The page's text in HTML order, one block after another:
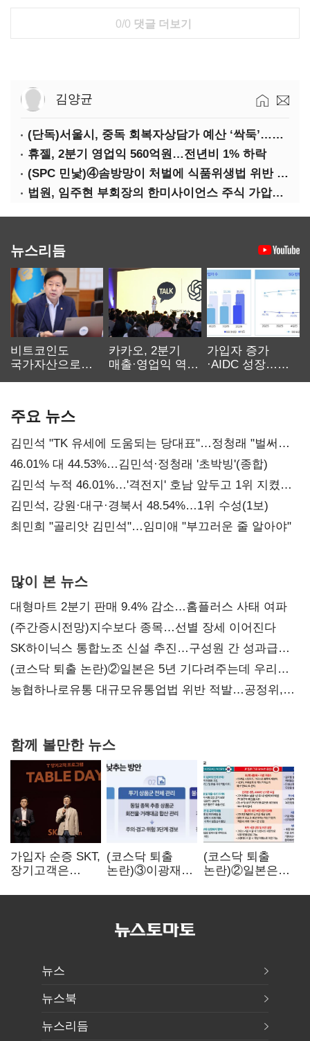
0/0 댓글 더보기
김양균
(단독)서울시, 중독 회복자상담가 예산 ‘싹둑’…자치구 이관 후 ‘사업 축소’ 위기
휴젤, 2분기 영업익 560억원…전년비 1% 하락
(SPC 민낯)④솜방망이 처벌에 식품위생법 위반 반복
법원, 임주현 부회장의 한미사이언스 주식 가압류 결정
뉴스리듬
비트코인도
국가자산으로…'
카카오, 2분기
매출·영업익 역대
가입자 증가
·AIDC 성장…
주요 뉴스
김민석 "TK 유세에 도움되는 당대표"…정청래 "벌써
대표된 양 당직 배분"
46.01% 대 44.53%…김민석·정청래 '초박빙'(종합)
김민석 누적 46.01%…'격전지' 호남 앞두고 1위 지켰다
(2보)
김민석, 강원·대구·경북서 48.54%…1위 수성(1보)
최민희 "골리앗 김민석"…임미애 "부끄러운 줄 알아야"
많이 본 뉴스
대형마트 2분기 판매 9.4% 감소…홈플러스 사태 여파
(주간증시전망)지수보다 종목…선별 장세 이어진다
SK하이닉스 통합노조 신설 추진…구성원 간 성과급
불만 확산
(코스닥 퇴출 논란)②일본은 5년 기다려주는데 우리는
당장 퇴출?…시간만으론 부족한 코스닥 구하기
농협하나로유통 대규모유통업법 위반 적발…공정위,
함께 볼만한 뉴스
가입자 순증 SKT,
장기고객은
챙긴다
(코스닥 퇴출
논란)③이광재
자동차 없애지는
(코스닥 퇴출
논란)②일본은
기다려주는데
뉴스
뉴스북
뉴스리듬